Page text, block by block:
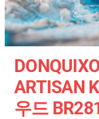
ARTISAN
우드